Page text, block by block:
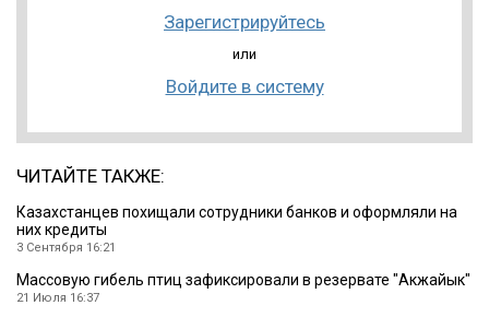
Зарегистрируйтесь
или
Войдите в систему
ЧИТАЙТЕ ТАКЖЕ:
Казахстанцев похищали сотрудники банков и оформляли на
них кредиты
3 Сентября 16:21
Массовую гибель птиц зафиксировали в резервате ″Акжайык″
21 Июля 16:37